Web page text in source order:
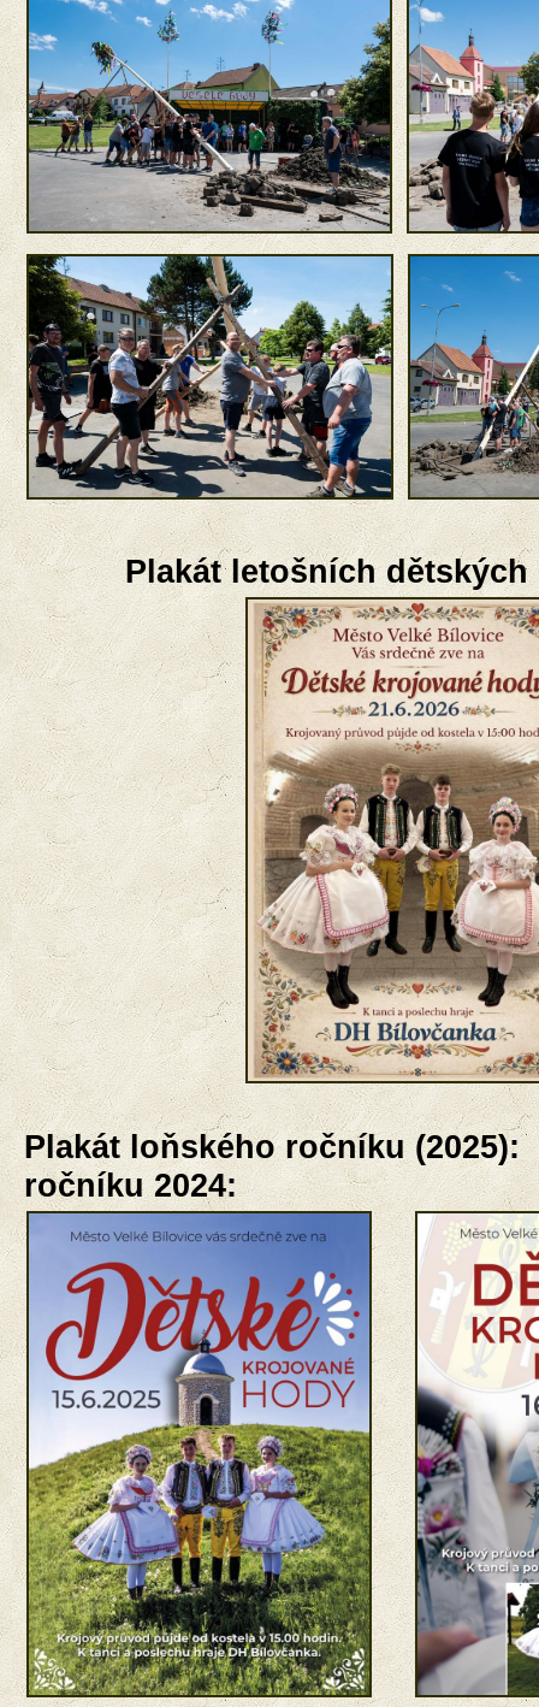
Plakát letošních dětských
Plakát loňského ročníku
ročníku 2024: